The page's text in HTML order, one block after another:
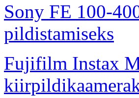
Sony FE 100-
pildistamiseks
Fujifilm Instax